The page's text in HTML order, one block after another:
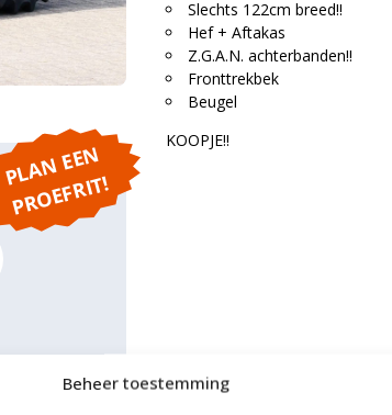
Beheer toestemming
Slechts 122cm breed!!
Hef + Aftakas
Z.G.A.N. achterbanden!!
Fronttrekbek
Beugel
KOOPJE!!
P
L
A
N
E
E
N
P
R
O
E
F
RI
T!